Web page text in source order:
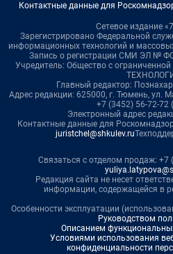
Контактные данные для
Сетевое издание
Зарегистрировано Федеральной
информационных технологий и
Запись о регистрации СМИ ЭЛ №
Учредитель: Общество с
Главный редактор:
Адрес редакции: 625000, г. Тюмень, ул.
+7 (3452) 56-72-72
Электронный адрес
Контактные данные для
juristchel@shkulev.ru
Связаться с отделом продаж: +7
Редакция сайта не несет
информации, содержащейся в
Особенности эксплуатации
Руководством
Описанием
Условиями использования
конфиденциальности